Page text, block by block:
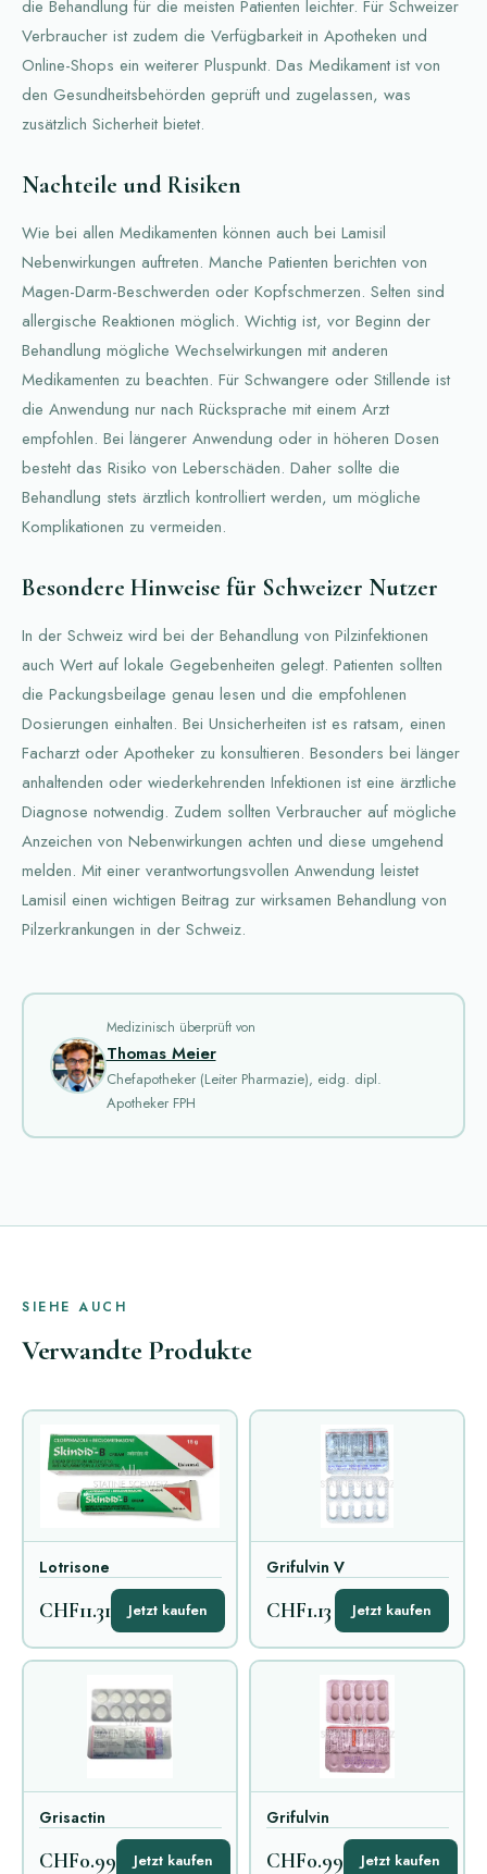
die Behandlung für die meisten Patienten leichter. Für Schweizer
Verbraucher ist zudem die Verfügbarkeit in Apotheken und
Online-Shops ein weiterer Pluspunkt. Das Medikament ist von
den Gesundheitsbehörden geprüft und zugelassen, was
zusätzlich Sicherheit bietet.
Nachteile und Risiken
Wie bei allen Medikamenten können auch bei Lamisil
Nebenwirkungen auftreten. Manche Patienten berichten von
Magen-Darm-Beschwerden oder Kopfschmerzen. Selten sind
allergische Reaktionen möglich. Wichtig ist, vor Beginn der
Behandlung mögliche Wechselwirkungen mit anderen
Medikamenten zu beachten. Für Schwangere oder Stillende ist
die Anwendung nur nach Rücksprache mit einem Arzt
empfohlen. Bei längerer Anwendung oder in höheren Dosen
besteht das Risiko von Leberschäden. Daher sollte die
Behandlung stets ärztlich kontrolliert werden, um mögliche
Komplikationen zu vermeiden.
Besondere Hinweise für Schweizer Nutzer
In der Schweiz wird bei der Behandlung von Pilzinfektionen
auch Wert auf lokale Gegebenheiten gelegt. Patienten sollten
die Packungsbeilage genau lesen und die empfohlenen
Dosierungen einhalten. Bei Unsicherheiten ist es ratsam, einen
Facharzt oder Apotheker zu konsultieren. Besonders bei länger
anhaltenden oder wiederkehrenden Infektionen ist eine ärztliche
Diagnose notwendig. Zudem sollten Verbraucher auf mögliche
Anzeichen von Nebenwirkungen achten und diese umgehend
melden. Mit einer verantwortungsvollen Anwendung leistet
Lamisil einen wichtigen Beitrag zur wirksamen Behandlung von
Pilzerkrankungen in der Schweiz.
Medizinisch überprüft von
Thomas Meier
Chefapotheker (Leiter Pharmazie), eidg. dipl.
Apotheker FPH
SIEHE AUCH
Verwandte Produkte
Lotrisone
CHF11.31 Jetzt kaufen
Grifulvin V
CHF1.13 Jetzt kaufen
Grisactin
CHF0.99 Jetzt kaufen
Grifulvin
CHF0.99 Jetzt kaufen